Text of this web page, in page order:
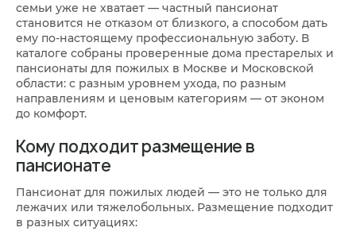
диагнозами они работают.
что всё в порядке, даже не приезжая лично.
семьи уже не хватает — частный пансионат
становится не отказом от близкого, а способом дать
ему по-настоящему профессиональную заботу. В
каталоге собраны проверенные дома престарелых и
пансионаты для пожилых в Москве и Московской
области: с разным уровнем ухода, по разным
направлениям и ценовым категориям — от эконом
до комфорт.
Кому подходит размещение в
пансионате
Пансионат для пожилых людей — это не только для
лежачих или тяжелобольных. Размещение подходит
в разных ситуациях: